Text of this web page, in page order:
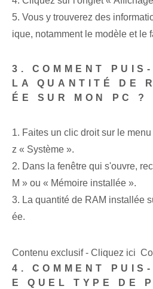
5. Vous y trouverez des
ique, notamment le modèle et le
3. COMMENT
LA QUANTITÉ DE
ÉE SUR MON PC ?
1. Faites un clic droit sur le⁢
z « Système ».
2. Dans la fenêtre qui s'ouvre,
M » ou « Mémoire installée ».
3. La quantité de RAM installée
ée.
Contenu exclusif - Cliquez ici
4. COMMENT
E QUEL TYPE DE